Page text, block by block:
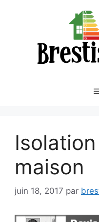
maison
juin 18, 2017 par